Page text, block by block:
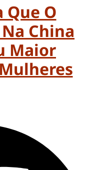
O
China
Maior